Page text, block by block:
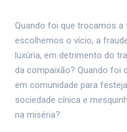
Quando foi que trocamos a
escolhemos o vício, a
luxúria, em detrimento do
da compaixão? Quando foi
em comunidade para
sociedade cínica e
na miséria?